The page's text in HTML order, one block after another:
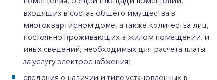
входящих в состав общего имущества в
многоквартирном доме, а также количества лиц,
постоянно проживающих в жилом помещении, и
иных сведений, необходимых для расчета платы
за услугу электроснабжения;
сведения о наличии и типе установленных в